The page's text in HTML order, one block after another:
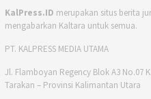
KalPress.ID merupakan situs berita
mengabarkan Kaltara untuk semua.
PT. KALPRESS MEDIA UTAMA
Jl. Flamboyan Regency Blok A3 No.07
Tarakan – Provinsi Kalimantan Utara